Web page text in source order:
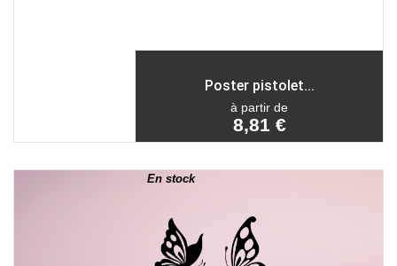
Poster pistolet...
à partir de
8,81 €
En stock